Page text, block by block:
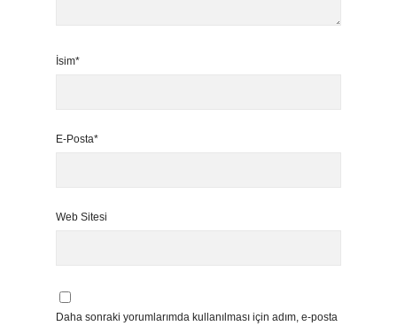
İsim*
E-Posta*
Web Sitesi
Daha sonraki yorumlarımda kullanılması için adım, e-posta